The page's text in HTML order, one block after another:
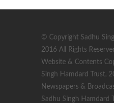
© Copyright Sadhu
2016 All Rights
Website & Contents
Singh Hamdard Trust,
Newspapers &
Sadhu Singh Hamdard